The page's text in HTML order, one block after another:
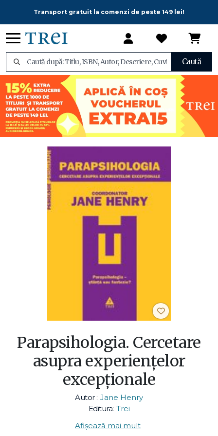
Transport gratuit la comenzi de peste 149 lei!
Caută
Parapsihologia. Cercetare
asupra experienţelor
excepţionale
Autor : Jane Henry
Editura: Trei
Afișează mai mult